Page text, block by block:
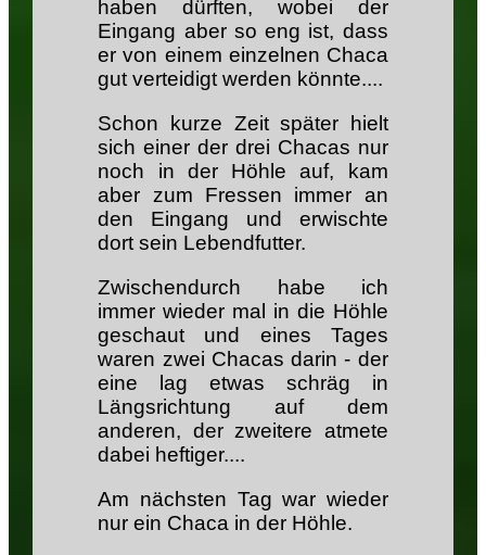
haben dürften, wobei der
Eingang aber so eng ist, dass
er von einem einzelnen Chaca
gut verteidigt werden könnte....
Schon kurze Zeit später hielt
sich einer der drei Chacas nur
noch in der Höhle auf, kam
aber zum Fressen immer an
den Eingang und erwischte
dort sein Lebendfutter.
Zwischendurch habe ich
immer wieder mal in die Höhle
geschaut und eines Tages
waren zwei Chacas darin - der
eine lag etwas schräg in
Längsrichtung auf dem
anderen, der zweitere atmete
dabei heftiger....
Am nächsten Tag war wieder
nur ein Chaca in der Höhle.